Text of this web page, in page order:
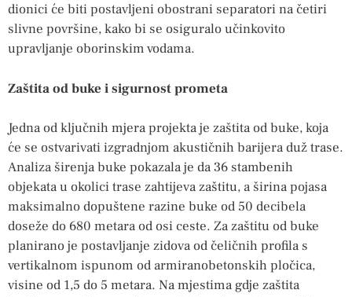
dionici će biti postavljeni obostrani separatori na četiri
slivne površine, kako bi se osiguralo učinkovito
upravljanje oborinskim vodama.
Zaštita od buke i sigurnost prometa
Jedna od ključnih mjera projekta je zaštita od buke, koja
će se ostvarivati izgradnjom akustičnih barijera duž trase.
Analiza širenja buke pokazala je da 36 stambenih
objekata u okolici trase zahtijeva zaštitu, a širina pojasa
maksimalno dopuštene razine buke od 50 decibela
doseže do 680 metara od osi ceste. Za zaštitu od buke
planirano je postavljanje zidova od čeličnih profila s
vertikalnom ispunom od armiranobetonskih pločica,
visine od 1,5 do 5 metara. Na mjestima gdje zaštita